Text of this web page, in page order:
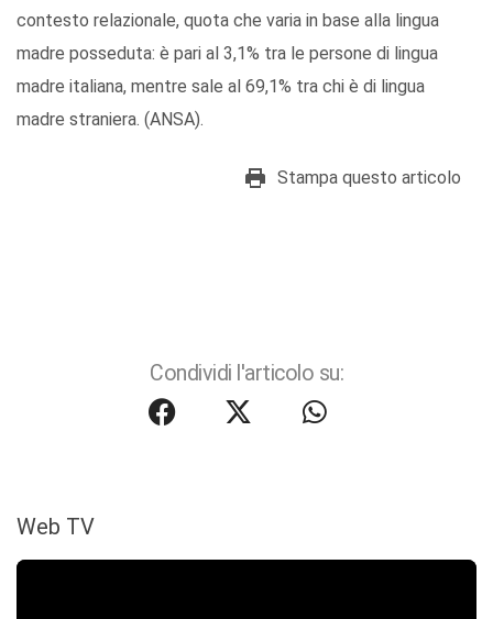
contesto relazionale, quota che varia in base alla lingua
madre posseduta: è pari al 3,1% tra le persone di lingua
madre italiana, mentre sale al 69,1% tra chi è di lingua
madre straniera. (ANSA).
Stampa questo articolo
Condividi l'articolo su:
Web TV